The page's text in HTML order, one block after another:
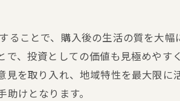
ることで、購入後の生活の質を大幅
、投資としての価値も見極めやす
を取り入れ、地域特性を最大限に
けとなります。